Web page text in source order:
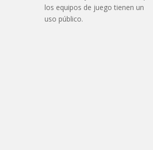
los equipos de juego tienen un
uso público.